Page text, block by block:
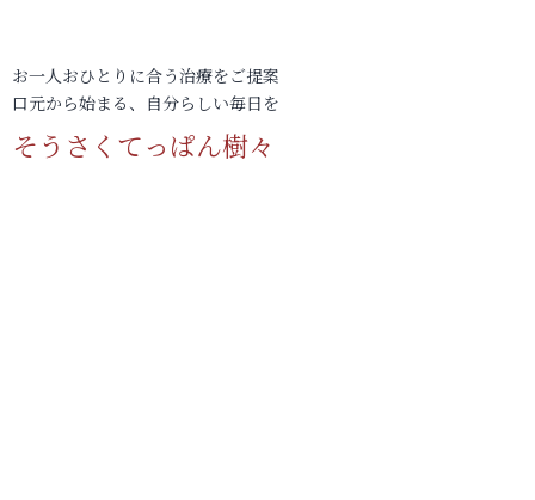
お一人おひとりに合う治療をご提案
口元から始まる、自分らしい毎日を
そうさくてっぱん樹々